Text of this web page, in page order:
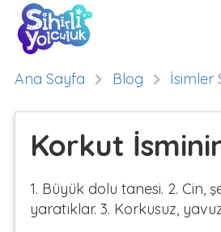
Ana Sayfa Blog İsimler
Korkut
1. Büyük dolu tanesi. 2. Cin,
yaratıklar. 3. Korkusuz,